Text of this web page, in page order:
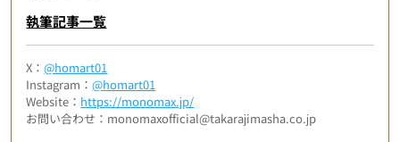
執筆記事一覧
X：@homart01
Instagram：@homart01
Website： https://monomax.jp/
お問い合わせ：monomaxofficial@takarajimasha.co.jp